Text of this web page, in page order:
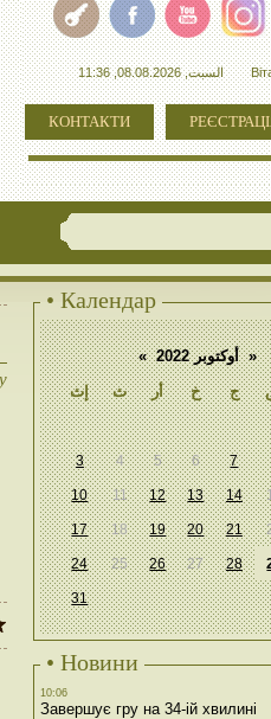
السبت, 08.08.2026, 11:36
КОНТАКТИ
• Календар
« أوكتوبر 2022
»
إث
ث أر خ ج
3 4 5 6 7
10 11 12 13 14
17 18 19 20 21
24 25 26 27 28
31
• Новини
10:06
Завершує гру на 34-ій хвилині